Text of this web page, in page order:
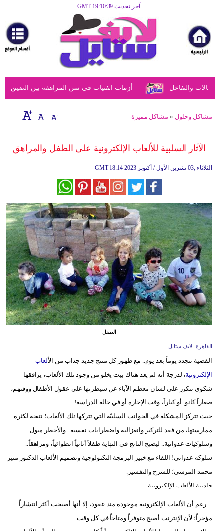
آخر تحديث GMT 19:10:39
مرأة
أزياء
أزياء
إسلامية
صحة
أبراج
فيديو
مدوَنات
مشاكل
وحلول
أزمات الفتيات في سن المراهقة بين الضيق والتفاعل
مشاكل وحلول » مشاكل مميزة
الآثار السلبية للألعاب الإلكترونية على الطفل والمراهق
GMT 18:14 2023 الثلاثاء ,03 تشرين الأول / أكتوبر
الطفل
القاهرة- لايف ستايل
القضية تتجدد يوماً بعد يوم.. مع ظهور كل منتج جديد جذاب من الألعاب
الإلكترونية، لدرجة أنه لم يعد هناك بيت يخلو من وجود تلك الألعاب، يرافقها
شكوى تتكرر على لسان معظم الآباء عن سيطرتها على عقول الأطفال ووقتهم،
صغاراً كانوا أو كباراً، وقت الإجازة أو في حالة الدراسة!
حيث تتركز المشكلة في الجوانب السلبيّة التي تتركها تلك الألعاب؛ نتيجة لكثرة
ممارستها، من فقد للتركيز وانعزالية واضطرابات نفسية.. والأخطر ميول
وسلوكيات عدوانية.. ليصبح الناتج في النهاية طفلاً أنانياً انطوائياً، ومراهقاً..
سلوكه عدواني! اللقاء مع خبير البرمجة التكنولوجية وتصميم الألعاب الدكتور منير
محمد المرسي؛ للشرح والتفسير.
جاذبية الألعاب الإلكترونية
رغم أن الألعاب الإلكترونية موجودة منذ عقود، إلا أنها أصبحت أكثر انتشاراً
مؤخراً؛ لأن الإنترنت أصبح متوفراً ومتاحاً في كل وقت.